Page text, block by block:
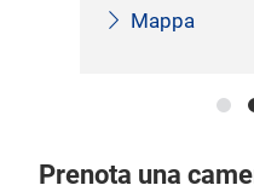
Prenota una